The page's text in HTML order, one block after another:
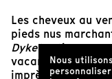
Les cheveux au
pieds nus
Dyketactics
vacances. Cette
imprègne tout le
Nous